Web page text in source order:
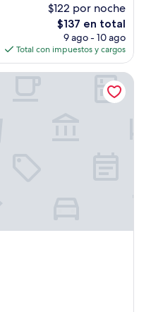
$122 por noche
El
precio
actual
es
de
$137 en total
9 ago - 10 ago
Total con impuestos y cargos